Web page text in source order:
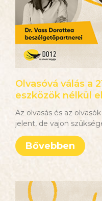
Olvasóvá válás a
eszközök nélkül
Az olvasás és az
jelent, de vajon
Bővebben